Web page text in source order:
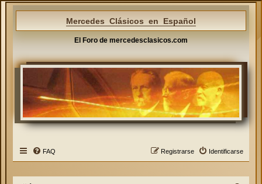
Mercedes Clásicos en Español
El Foro de mercedesclasicos.com
FAQ Identificarse
Registrarse